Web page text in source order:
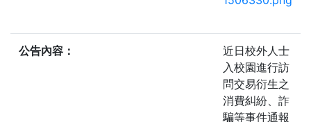
公告內容：
近日校外人士
入校園進行訪
問交易衍生之
消費糾紛、詐
騙等事件通報